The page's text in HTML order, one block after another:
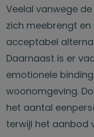
Veelal vanwege
zich meebrengt
acceptabel
Daarnaast is er
emotionele
woonomgeving.
het aantal
terwijl het aanbod